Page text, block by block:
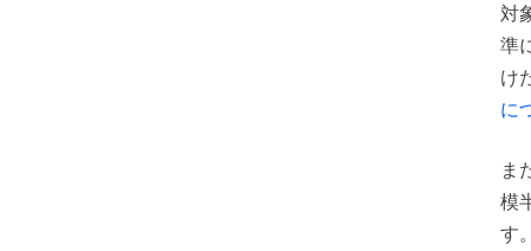
対
準
け
に
ま
模
す。